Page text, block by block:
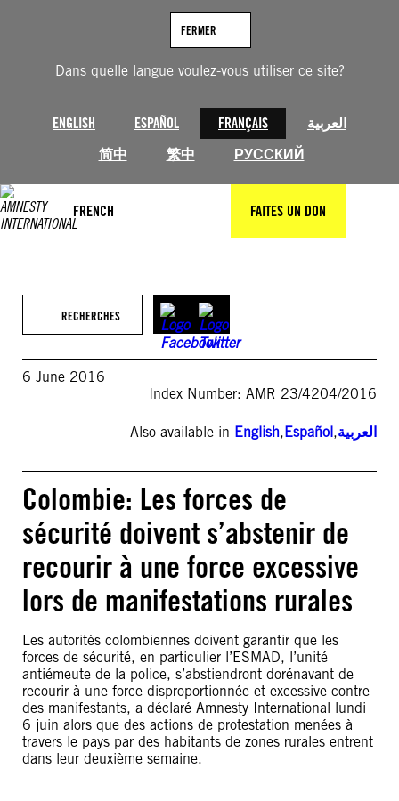
Dans quelle langue voulez-vous utiliser ce site?
ENGLISH ESPAÑOL FRANÇAIS
العربية
简中
繁中 РУССКИЙ
FERMER
FRENCH FAITES UN DON
RECHERCHES
6 June 2016
Index Number: AMR 23/4204/2016
Also available in English,Español,العربية
Colombie: Les forces de
sécurité doivent s’abstenir de
recourir à une force excessive
lors de manifestations rurales
Les autorités colombiennes doivent garantir que les
forces de sécurité, en particulier l’ESMAD, l’unité
antiémeute de la police, s’abstiendront dorénavant de
recourir à une force disproportionnée et excessive contre
des manifestants, a déclaré Amnesty International lundi
6 juin alors que des actions de protestation menées à
travers le pays par des habitants de zones rurales entrent
dans leur deuxième semaine.